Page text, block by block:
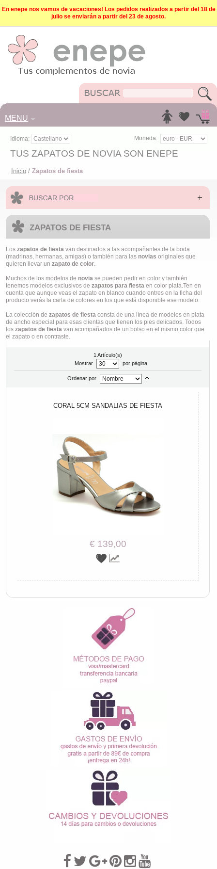
En enepe nos vamos de vacaciones! Los pedidos realizados a partir del 18 de
julio se enviarán a partir del 23 de agosto.
MENU
Idioma: Moneda:
TUS ZAPATOS DE NOVIA SON ENEPE
Inicio / Zapatos de fiesta
ZAPATOS DE FIESTA
Los zapatos de fiesta van destinados a las acompañantes de la boda
(madrinas, hermanas, amigas) o también para las novias originales que
quieren llevar un zapato de color.
Muchos de los modelos de novia se pueden pedir en color y también
tenemos modelos exclusivos de zapatos para fiesta en color plata.Ten en
cuenta que aunque veas el zapato en blanco cuando entres en la ficha del
producto verás la carta de colores en los que está disponible ese modelo.
La colección de zapatos de fiesta consta de una línea de modelos en plata
de ancho especial para esas clientas que tienen los pies delicados. Todos
los zapatos de fiesta van acompañados de un bolso en el mismo color que
el zapato o en contraste.
1 Artículo(s)
Mostrar
por página
Ordenar por
CORAL 5CM SANDALIAS DE FIESTA
€ 139,00